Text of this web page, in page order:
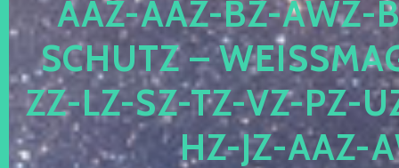
AZ-AAZ-BZ-AWZ-
CHUTZ –
-LZ-SZ-TZ-VZ-PZ-UZ-
-JZ-AAZ-